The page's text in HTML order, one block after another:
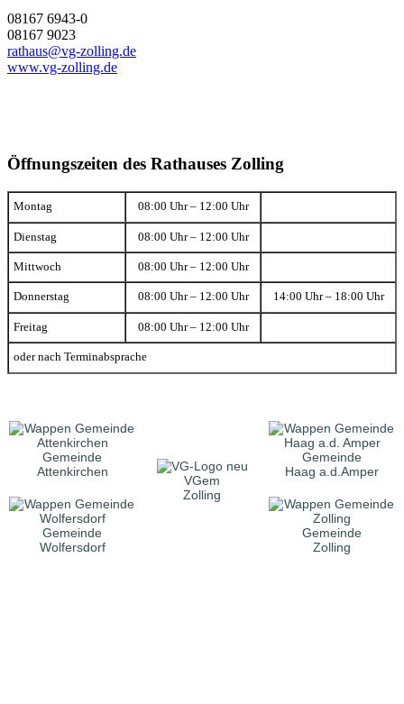
08167 6943-0
08167 9023
rathaus@vg-zolling.de
www.vg-zolling.de
Öffnungszeiten des Rathauses Zolling
Montag 08:00 Uhr – 12:00 Uhr
Dienstag 08:00 Uhr – 12:00 Uhr
Mittwoch 08:00 Uhr – 12:00 Uhr
Donnerstag 08:00 Uhr – 12:00 Uhr 14:00 Uhr – 18:00 Uhr
Freitag 08:00 Uhr – 12:00 Uhr
oder nach Terminabsprache
Gemeinde
Attenkirchen
VGem
Zolling
Gemeinde
Haag a.d.Amper
Gemeinde
Wolfersdorf
Gemeinde
Zolling